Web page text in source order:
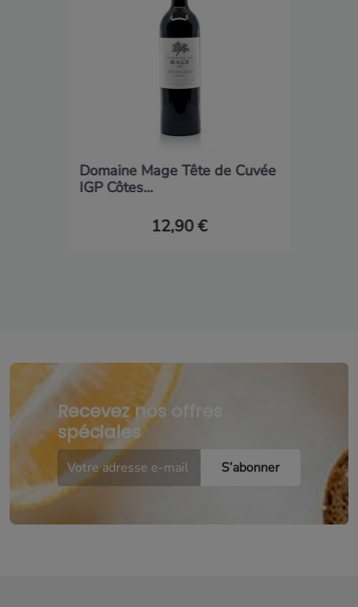
Domaine Mage Tête de Cuvée
IGP Côtes...
12,90 €
Recevez nos offres
spéciales